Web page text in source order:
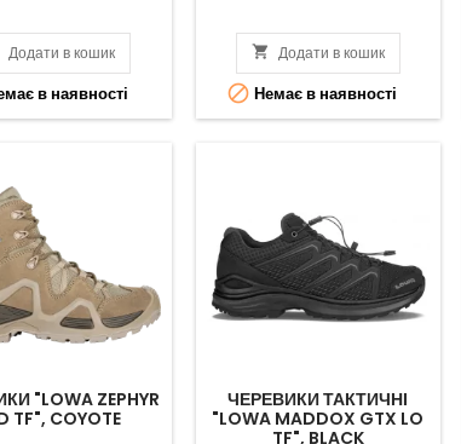
Додати в кошик
в наявності
 Додати в кошик
 Немає в наявності
"LOWA ZEPHYR
TF", COYOTE
ЧЕРЕВИКИ ТАКТИЧНІ
"LOWA MADDOX GTX LO
TF", BLACK